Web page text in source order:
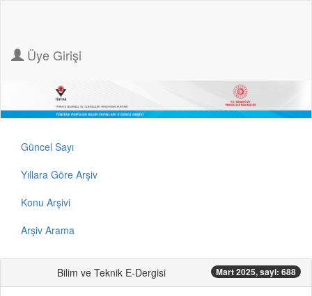
Üye Girişi
Güncel Sayı
Yıllara Göre Arşiv
Konu Arşivi
Arşiv Arama
Bilim ve Teknik E-Dergisi Mart 2025, sayi: 688